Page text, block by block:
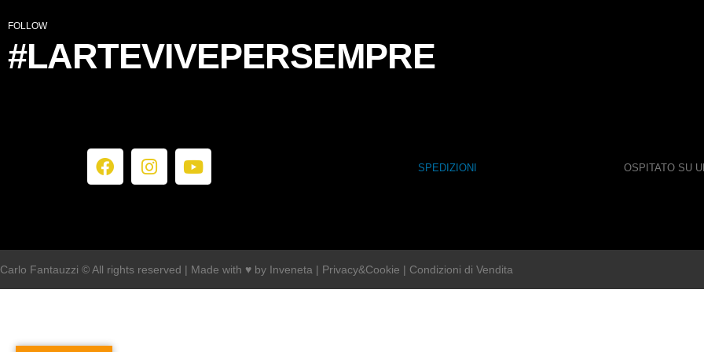
FOLLOW
#LARTEVIVEPERSEMPRE
SPEDIZIONI OSPITATO SU
Carlo Fantauzzi © All rights reserved | Made with ♥️ by Inveneta | Privacy&Cookie | Condizioni di Vendita